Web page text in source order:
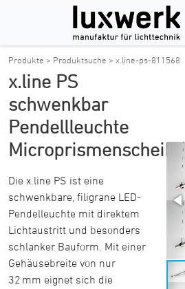
Produkte > Produktsuche > x.line-ps-811568
x.line PS
schwenkbar
Pendellleuchte
Microprismenscheibe
Die x.line PS ist eine
schwenkbare, filigrane LED-
Pendelleuchte mit direktem
Lichtaustritt und besonders
schlanker Bauform. Mit einer
Gehäusebreite von nur
32 mm eignet sich die